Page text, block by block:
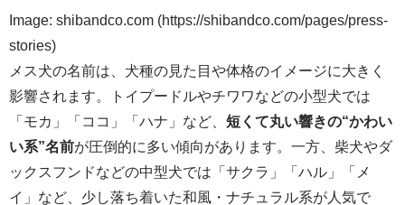
Image: shibandco.com (https://shibandco.com/pages/press-
stories)
メス犬の名前は、犬種の見た目や体格のイメージに大きく
影響されます。トイプードルやチワワなどの小型犬では
「モカ」「ココ」「ハナ」など、 短くて丸い響きの“かわい
い系”名前が圧倒的に多い傾向があります。一方、柴犬やダ
ックスフンドなどの中型犬では「サクラ」「ハル」「メ
イ」など、少し落ち着いた和風・ナチュラル系が人気で